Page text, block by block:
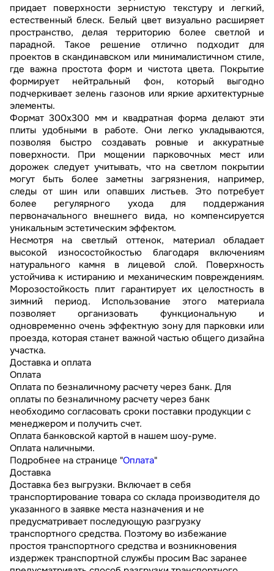
придает поверхности зернистую текстуру и легкий,
естественный блеск. Белый цвет визуально расширяет
пространство, делая территорию более светлой и
парадной. Такое решение отлично подходит для
проектов в скандинавском или минималистичном стиле,
где важна простота форм и чистота цвета. Покрытие
формирует нейтральный фон, который выгодно
подчеркивает зелень газонов или яркие архитектурные
элементы.
Формат 300х300 мм и квадратная форма делают эти
плиты удобными в работе. Они легко укладываются,
позволяя быстро создавать ровные и аккуратные
поверхности. При мощении парковочных мест или
дорожек следует учитывать, что на светлом покрытии
могут быть более заметны загрязнения, например,
следы от шин или опавших листьев. Это потребует
более регулярного ухода для поддержания
первоначального внешнего вида, но компенсируется
уникальным эстетическим эффектом.
Несмотря на светлый оттенок, материал обладает
высокой износостойкостью благодаря включениям
натурального камня в лицевой слой. Поверхность
устойчива к истиранию и механическим повреждениям.
Морозостойкость плит гарантирует их целостность в
зимний период. Использование этого материала
позволяет организовать функциональную и
одновременно очень эффектную зону для парковки или
проезда, которая станет важной частью общего дизайна
участка.
Доставка и оплата
Оплата
Оплата по безналичному расчету через банк. Для
оплаты по безналичному расчету через банк
необходимо согласовать сроки поставки продукции с
менеджером и получить счет.
Оплата банковской картой в нашем шоу-руме.
Оплата наличными.
Подробнее на странице "Оплата"
Доставка
Доставка без выгрузки. Включает в себя
транспортирование товара со склада производителя до
указанного в заявке места назначения и не
предусматривает последующую разгрузку
транспортного средства. Поэтому во избежание
простоя транспортного средства и возникновения
издержек транспортной службы просим Вас заранее